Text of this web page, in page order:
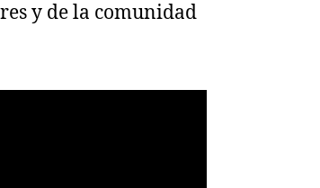
y de la comunidad